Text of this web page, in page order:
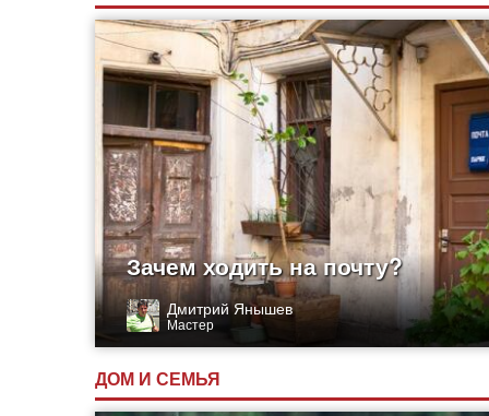
Зачем ходить на почту?
Дмитрий Янышев
Мастер
ДОМ И СЕМЬЯ